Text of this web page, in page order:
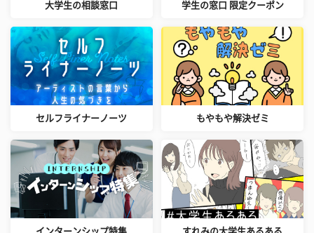
大学生の相談窓口 学生の窓口 限定クーポン
セルフライナーノーツ もやもや解決ゼミ